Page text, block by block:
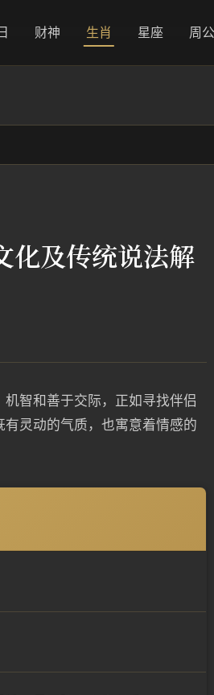
财神 生肖 星座 周
化及传统说法解
智和善于交际，正如寻找伴侣
灵动的气质，也寓意着情感的